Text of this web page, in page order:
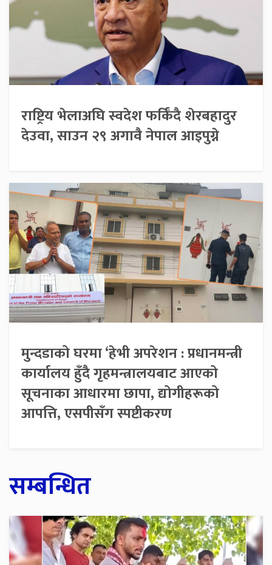
राष्ट्रिय भेलाअघि स्वदेश फर्किँदै शेरबहादुर
देउवा, साउन २९ अगावै नेपाल आइपुग्ने
मुन्दडाको घरमा ‘हेभी अपरेशन : प्रधानमन्त्री
कार्यालय हुँदै गृहमन्त्रालयबाट आएको
सूचनाका आधारमा छापा, द्योगीहरूको
आपत्ति, एसपीसँग स्पष्टीकरण
सम्बन्धित